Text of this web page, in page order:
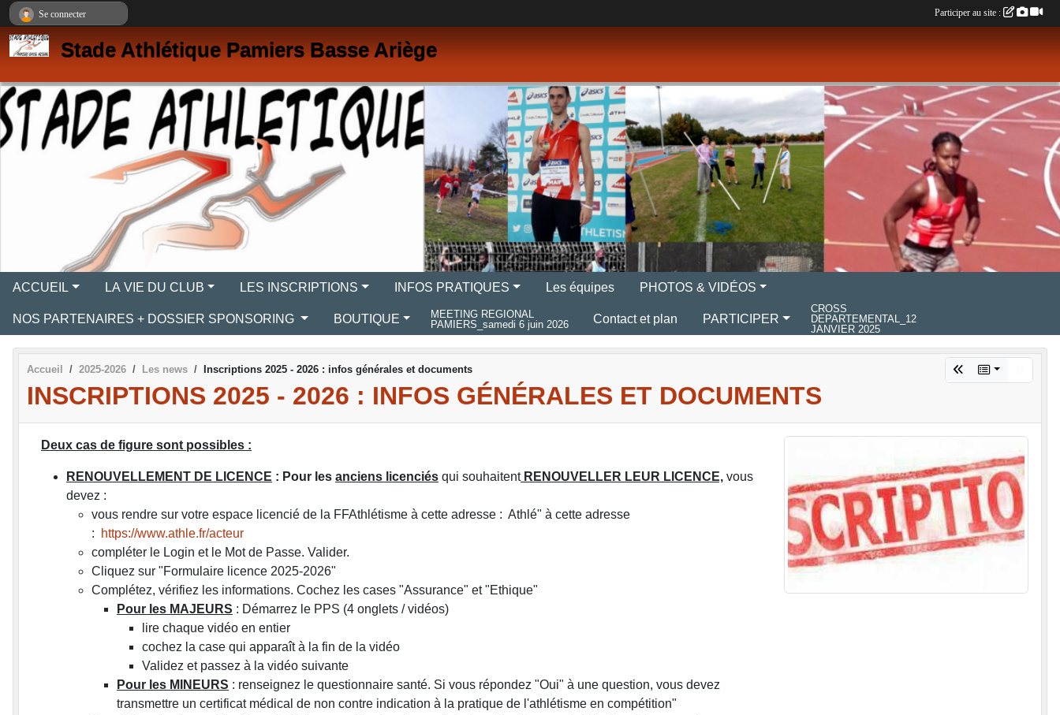
Stade Athlétique Pamiers Basse Ariège
ACCUEIL LA VIE DU CLUB LES INSCRIPTIONS INFOS PRATIQUES Les équipes PHOTOS & VIDÉOS
NOS PARTENAIRES + DOSSIER SPONSORING BOUTIQUE
MEETING REGIONAL
PAMIERS_samedi 6 juin 2026
Contact et plan PARTICIPER
CROSS
DEPARTEMENTAL_12
JANVIER 2025
Accueil 2025-2026 Les news Inscriptions 2025 - 2026 : infos générales et documents
INSCRIPTIONS 2025 - 2026 : INFOS GÉNÉRALES ET DOCUMENTS
Deux cas de figure sont possibles :
RENOUVELLEMENT DE LICENCE : Pour les anciens licenciés qui souhaitentRENOUVELLER LEUR LICENCE, vous
devez :
vous rendre sur votre espace licencié de la FFAthlétisme à cette adresse : Athlé" à cette adresse
:
https://www.athle.fr/acteur
compléter le Login et le Mot de Passe. Valider.
Cliquez sur "Formulaire licence 2025-2026"
Complétez, vérifiez les informations. Cochez les cases "Assurance" et "Ethique"
Pour les MAJEURS : Démarrez le PPS (4 onglets / vidéos)
lire chaque vidéo en entier
cochez la case qui apparaît à la fin de la vidéo
Validez et passez à la vidéo suivante
Pour les MINEURS : renseignez le questionnaire santé. Si vous répondez "Oui" à une question, vous devez
transmettre un certificat médical de non contre indication à la pratique de l'athlétisme en compétition"
Se connecter Participer au site :
Panneau de gestion des cookies